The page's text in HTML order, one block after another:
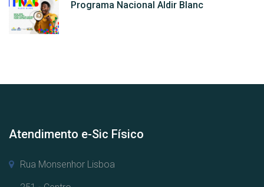
Programa Nacional Aldir Blanc
Atendimento e-Sic Físico
Rua Monsenhor Lisboa